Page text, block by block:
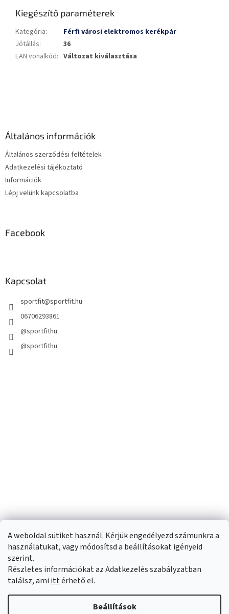
A weboldal sütiket használ. Kérjük engedélyezd számunkra a
használatukat, vagy módosítsd a beállításokat igényeid
szerint.
Részletes információkat az Adatkezelés szabályzatban
találsz, ami ittérhető el.
Beállítások
Kiegészítő paraméterek
Kategória:
Férfi városi elektromos kerékpár
Jótállás:
36
EAN vonalkód: Változat kiválasztása
Általános információk
Általános szerződési feltételek
Adatkezelési tájékoztató
Információk
Lépj velünk kapcsolatba
Facebook
Kapcsolat
sportfit@sportfit.hu
06706293861
@sportfithu
@sportfithu
Shoptet készítette
Sportfit.hu. Minden jog fenntartva.